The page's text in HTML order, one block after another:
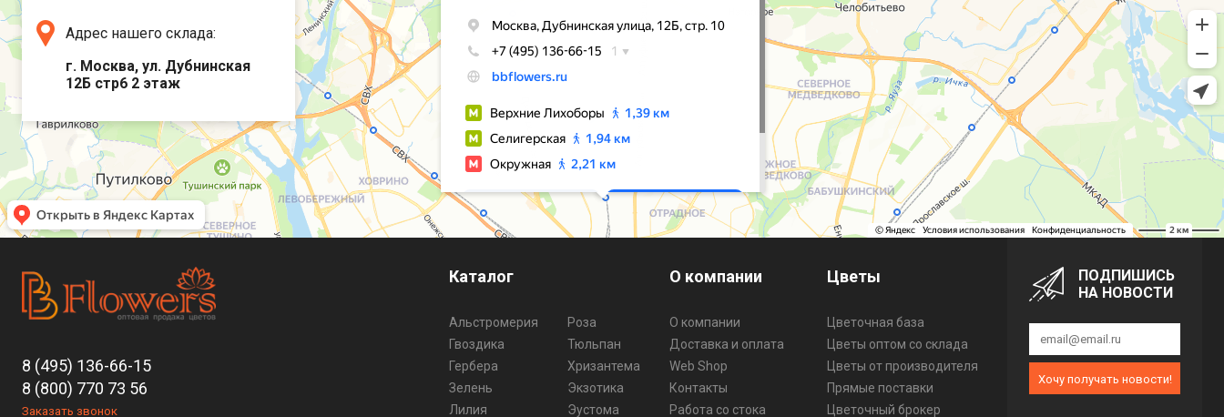
Адрес нашего склада:
г. Москва, ул. Дубнинская
12Б стр6 2 этаж
8 (495) 136-66-15
8 (800) 770 73 56
Заказать звонок
Каталог
Альстромерия
Гвоздика
Гербера
Зелень
Лилия
Роза
Тюльпан
Хризантема
Экзотика
Эустома
О компании
О компании
Доставка и оплата
Web Shop
Контакты
Работа со стока
Цветы
Цветочная база
Цветы оптом со склада
Цветы от производителя
Прямые поставки
Цветочный брокер
ПОДПИШИСЬ
НА НОВОСТИ
Хочу получать новости!